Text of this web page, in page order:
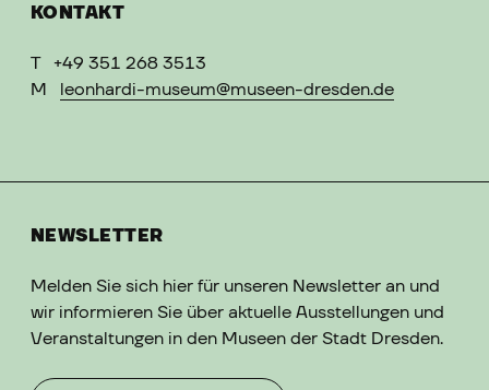
KONTAKT
T
+49 351 268 3513
M
leonhardi-museum@museen-dresden.de
NEWSLETTER
Melden Sie sich hier für unseren Newsletter an und
wir informieren Sie über aktuelle Ausstellungen und
Veranstaltungen in den Museen der Stadt Dresden.